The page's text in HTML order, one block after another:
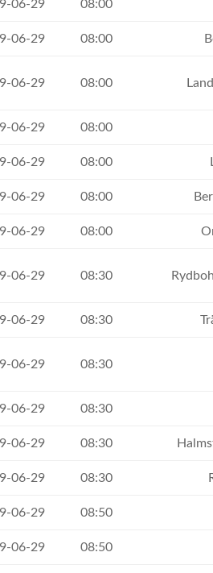
06-29 08:00
06-29 08:00
06-29 08:00
06-29 08:00
06-29 08:00
06-29 08:00
06-29 08:00
06-29 08:30
06-29 08:30
06-29 08:30
06-29 08:30
06-29 08:30
06-29 08:30
06-29 08:50
06-29 08:50